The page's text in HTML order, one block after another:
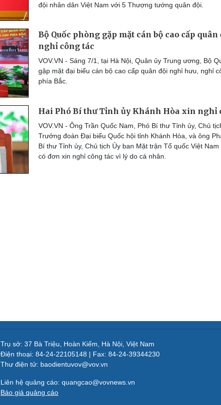
Hậu trường
Văn hóa
Sân khấu - Điện ảnh
Văn học
Âm nhạc
Di sản
Giải trí
Thời trang
Sao Việt
Du lịch
Săn
đội nhân dân Việt Nam với 5 Thượng tướng quân đội.
Bộ Quốc phòng gặp mặt cán bộ cao cấp
nghỉ công tác
VOV.VN - Sáng 7/1, tại Hà Nội, Quân ủy Trung ương, Bộ
gặp mặt đại biểu cán bộ cao cấp quân đội nghỉ hưu, nghỉ
phía Bắc.
Hai Phó Bí thư Tỉnh ủy Khánh Hòa xin nghỉ
VOV.VN - Ông Trần Quốc Nam, Phó Bí thư Tỉnh ủy, Chủ
Trưởng đoàn Đại biểu Quốc hội tỉnh Khánh Hòa, và ông
Bí thư Tỉnh ủy, Chủ tịch Ủy ban Mặt trận Tổ quốc Việt
có đơn xin nghỉ công tác vì lý do cá nhân.
Trụ sở: 37 Bà Triệu, Hoàn Kiếm, Hà Nội, Việt Nam
Điện thoại: 84-24-22105148 | Fax: 84-24-39344230
Thư điện tử: baodientuvov@vov.vn
Liên hệ quảng cáo: quangcao@vovnews.vn
Báo giá quảng cáo